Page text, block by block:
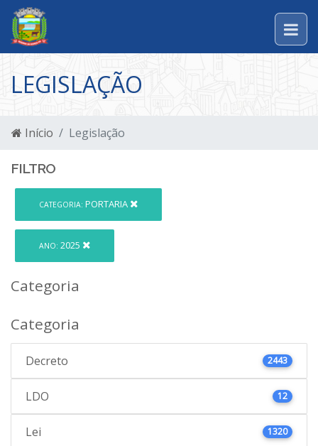
LEGISLAÇÃO
Início Legislação
FILTRO
CATEGORIA: PORTARIA
ANO: 2025
Categoria
Categoria
Decreto 2443
LDO 12
Lei 1320